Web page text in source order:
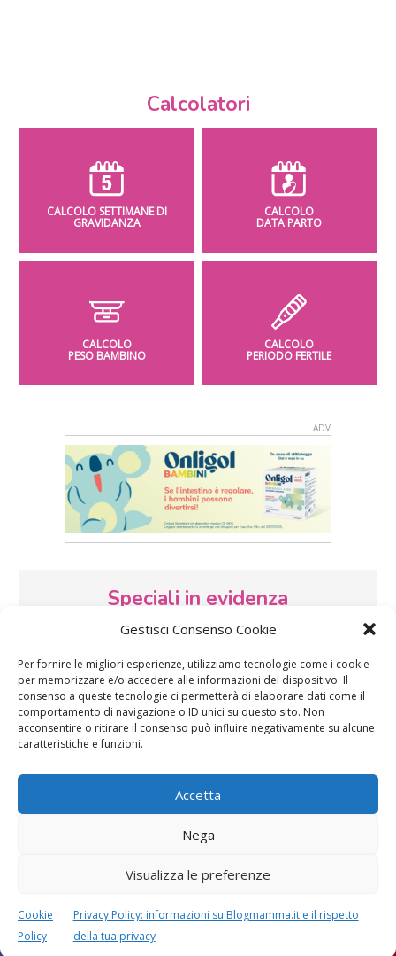
Gestisci Consenso Cookie
Per fornire le migliori esperienze, utilizziamo tecnologie come i cookie
per memorizzare e/o accedere alle informazioni del dispositivo. Il
consenso a queste tecnologie ci permetterà di elaborare dati come il
comportamento di navigazione o ID unici su questo sito. Non
acconsentire o ritirare il consenso può influire negativamente su alcune
caratteristiche e funzioni.
Accetta
Nega
Visualizza le preferenze
Cookie
Policy
Privacy Policy: informazioni su Blogmamma.it e il rispetto
della tua privacy
Calcolatori
CALCOLO SETTIMANE DI
GRAVIDANZA
CALCOLO
DATA PARTO
CALCOLO
PESO BAMBINO
CALCOLO
PERIODO FERTILE
Speciali in evidenza
Vaccini
lavoretti, biglietti
d’auguri, filastrocche
gravidanza